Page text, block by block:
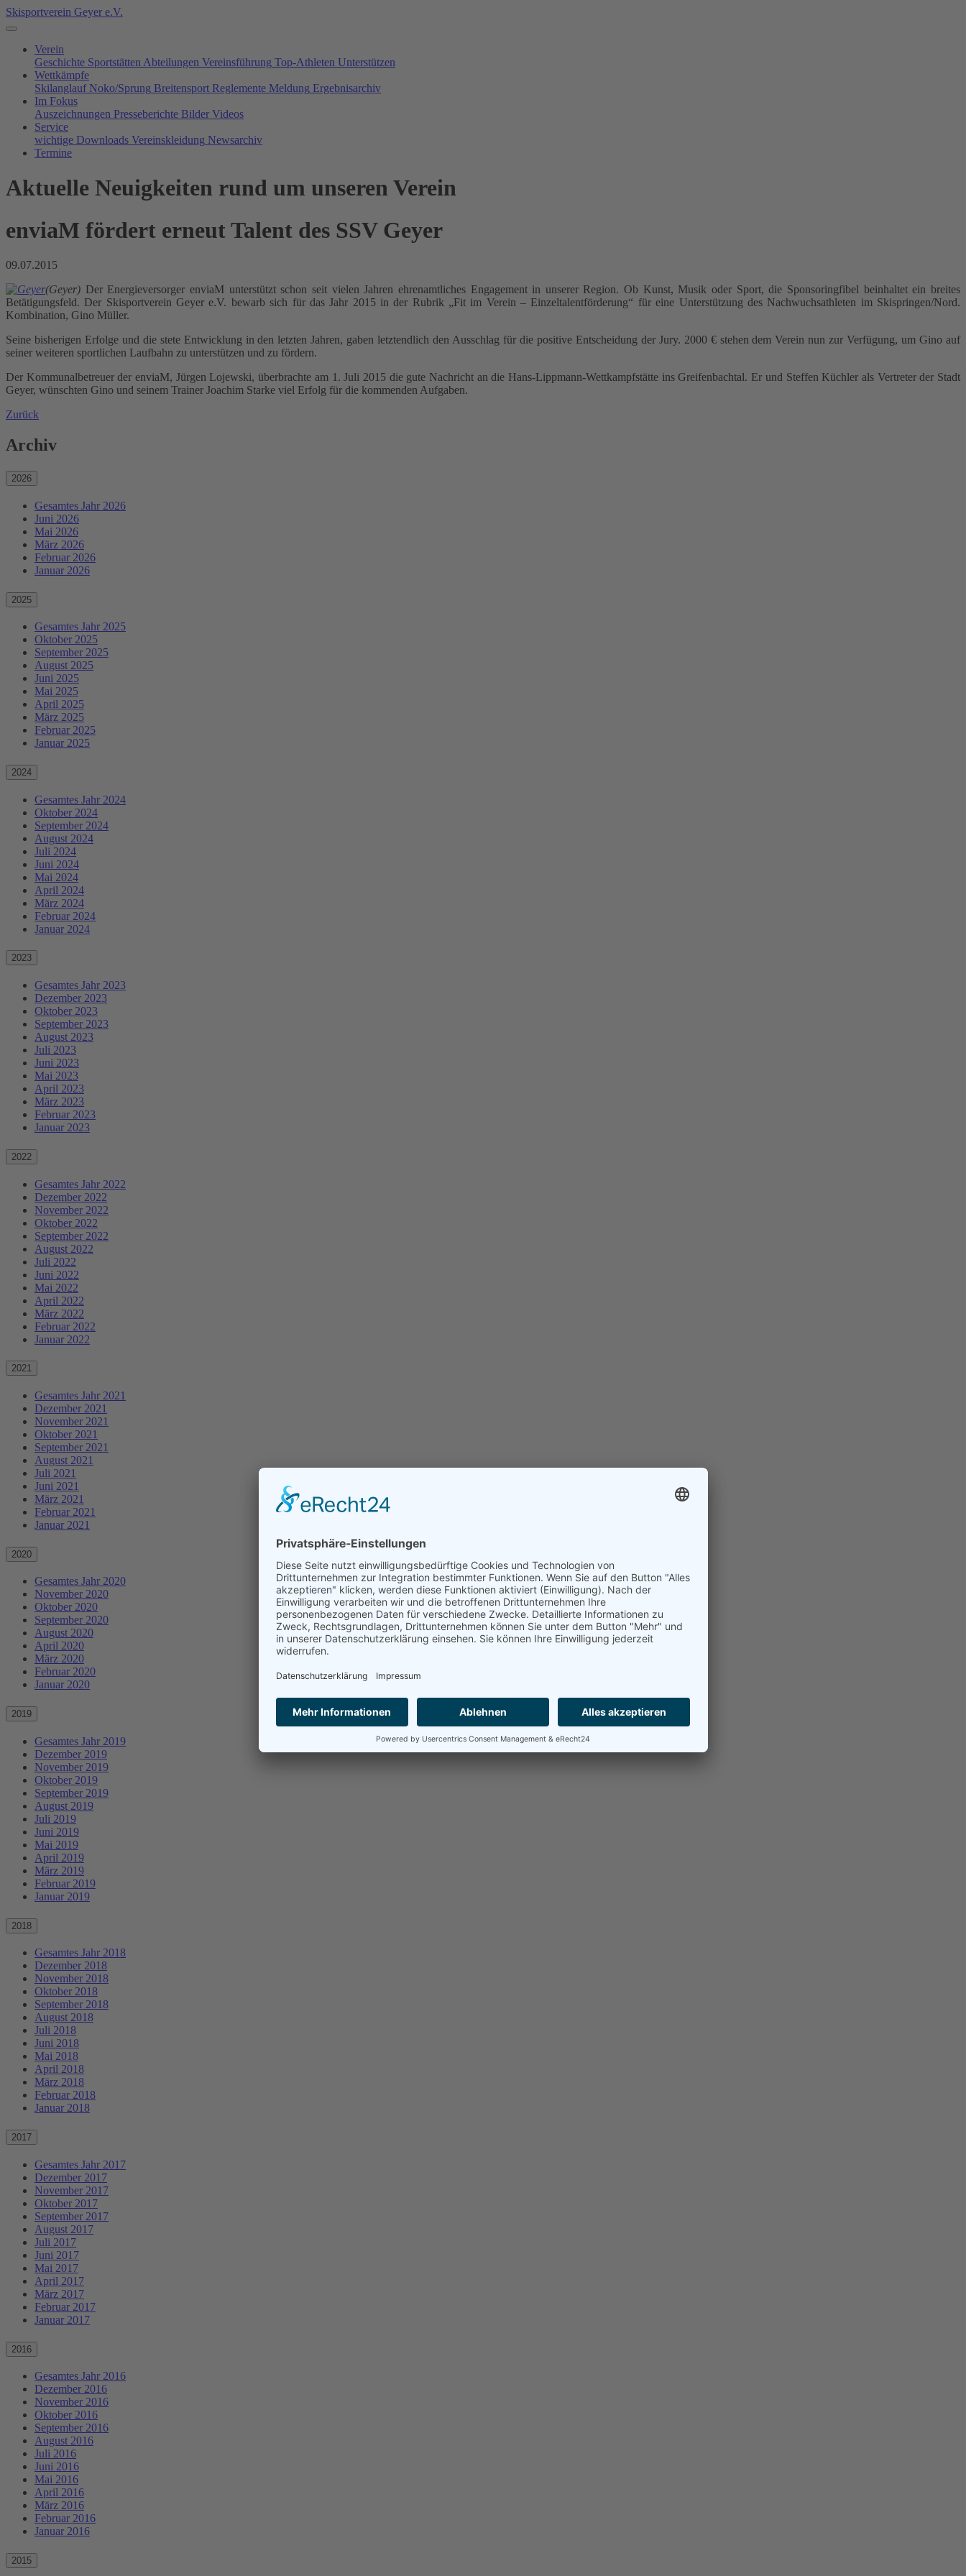
Skisportverein Geyer e.V.
Verein
Geschichte Sportstätten Abteilungen Vereinsführung Top-Athleten Unterstützen
Wettkämpfe
Skilanglauf Noko/Sprung Breitensport Reglemente Meldung Ergebnisarchiv
Im Fokus
Auszeichnungen Presseberichte Bilder Videos
Service
wichtige Downloads Vereinskleidung Newsarchiv
Termine
Aktuelle Neuigkeiten rund um unseren Verein
enviaM fördert erneut Talent des SSV Geyer
09.07.2015
(Geyer) Der Energieversorger enviaM unterstützt schon seit vielen Jahren ehrenamtliches Engagement in unserer Region. Ob Kunst, Musik oder Sport, die Sponsoringfibel beinhaltet ein breites
Betätigungsfeld. Der Skisportverein Geyer e.V. bewarb sich für das Jahr 2015 in der Rubrik „Fit im Verein – Einzeltalentförderung“ für eine Unterstützung des Nachwuchsathleten im Skispringen/Nord.
Kombination, Gino Müller.
Seine bisherigen Erfolge und die stete Entwicklung in den letzten Jahren, gaben letztendlich den Ausschlag für die positive Entscheidung der Jury. 2000 € stehen dem Verein nun zur Verfügung, um Gino auf
seiner weiteren sportlichen Laufbahn zu unterstützen und zu fördern.
Der Kommunalbetreuer der enviaM, Jürgen Lojewski, überbrachte am 1. Juli 2015 die gute Nachricht an die Hans-Lippmann-Wettkampfstätte ins Greifenbachtal. Er und Steffen Küchler als Vertreter der Stadt
Geyer, wünschten Gino und seinem Trainer Joachim Starke viel Erfolg für die kommenden Aufgaben.
Zurück
Archiv
2026
Gesamtes Jahr 2026
Juni 2026
Mai 2026
März 2026
Februar 2026
Januar 2026
2025
Gesamtes Jahr 2025
Oktober 2025
September 2025
August 2025
Juni 2025
Mai 2025
April 2025
März 2025
Februar 2025
Januar 2025
2024
Gesamtes Jahr 2024
Oktober 2024
September 2024
August 2024
Juli 2024
Juni 2024
Mai 2024
April 2024
März 2024
Februar 2024
Januar 2024
2023
Gesamtes Jahr 2023
Dezember 2023
Oktober 2023
September 2023
August 2023
Juli 2023
Juni 2023
Mai 2023
April 2023
März 2023
Februar 2023
Januar 2023
2022
Gesamtes Jahr 2022
Dezember 2022
November 2022
Oktober 2022
September 2022
August 2022
Juli 2022
Juni 2022
Mai 2022
April 2022
März 2022
Februar 2022
Januar 2022
2021
Gesamtes Jahr 2021
Dezember 2021
November 2021
Oktober 2021
September 2021
August 2021
Juli 2021
Juni 2021
März 2021
Februar 2021
Januar 2021
2020
Gesamtes Jahr 2020
November 2020
Oktober 2020
September 2020
August 2020
April 2020
März 2020
Februar 2020
Januar 2020
2019
Gesamtes Jahr 2019
Dezember 2019
November 2019
Oktober 2019
September 2019
August 2019
Juli 2019
Juni 2019
Mai 2019
April 2019
März 2019
Februar 2019
Januar 2019
2018
Gesamtes Jahr 2018
Dezember 2018
November 2018
Oktober 2018
September 2018
August 2018
Juli 2018
Juni 2018
Mai 2018
April 2018
März 2018
Februar 2018
Januar 2018
2017
Gesamtes Jahr 2017
Dezember 2017
November 2017
Oktober 2017
September 2017
August 2017
Juli 2017
Juni 2017
Mai 2017
April 2017
März 2017
Februar 2017
Januar 2017
2016
Gesamtes Jahr 2016
Dezember 2016
November 2016
Oktober 2016
September 2016
August 2016
Juli 2016
Juni 2016
Mai 2016
April 2016
März 2016
Februar 2016
Januar 2016
2015